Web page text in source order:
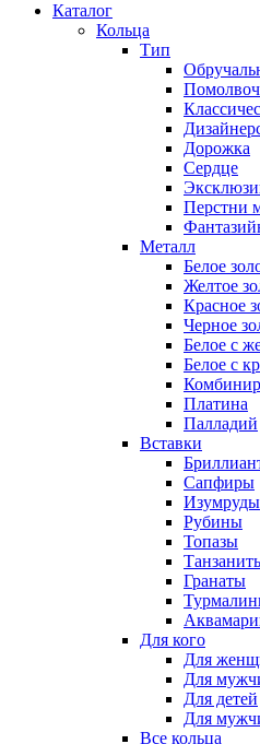
Каталог
Кольца
Тип
Дорожка
Сердце
Перстни
Металл
Белое
Желтое
Красное
Черное
Белое с
Белое с
Платина
Палладий
Вставки
Сапфиры
Изумруды
Рубины
Топазы
Гранаты
Для кого
Для
Для
Для детей
Для
Все кольца